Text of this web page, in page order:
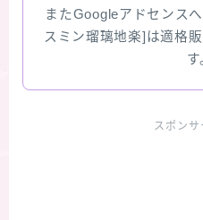
またGoogleアドセンス
スミン瑠璃地楽]は適格
す
スポンサ